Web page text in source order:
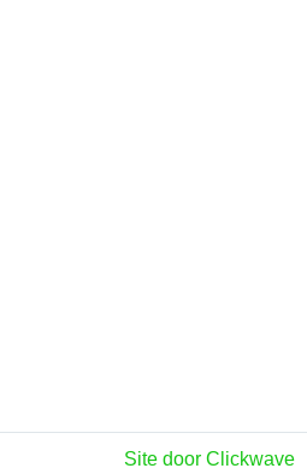
Site door Clickwave